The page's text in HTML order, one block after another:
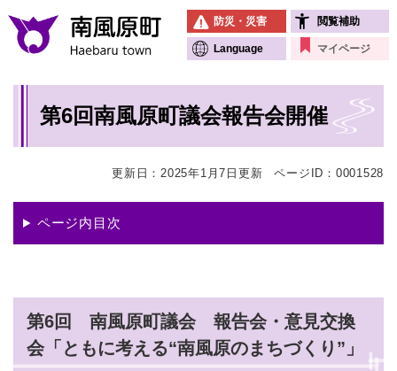
メニューを飛ばして本文へ
防災・災害 閲覧補助
Language マイページ
第6回南風原町議会報告会開催
更新日：2025年1月7日更新 ページID：0001528
ページ内目次
第6回 南風原町議会 報告会・意見交換
会「ともに考える“南風原のまちづくり”」